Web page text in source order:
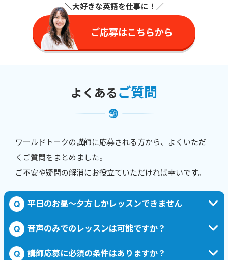
＼大好きな英語を仕事に ！／
ご応募はこちらから
よくあるご質問
ワールドトークの講師に応募される方から、よくいただ
くご質問をまとめました。
ご不安や疑問の解消にお役立ていただければ幸いです。
Q 平日のお昼〜夕方しかレッスンできません
Q 音声のみでのレッスンは可能ですか？
Q 講師応募に必須の条件はありますか？